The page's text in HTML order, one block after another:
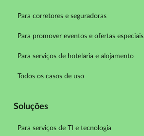
Para corretores e seguradoras
Para promover eventos e ofertas especiais
Para serviços de hotelaria e alojamento
Todos os casos de uso
Soluções
Para serviços de TI e tecnologia